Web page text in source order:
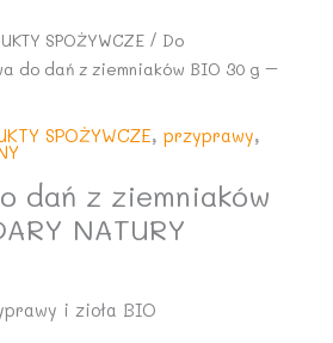
SPOŻYWCZE / Do
do dań z ziemniaków BIO 30 g –
SPOŻYWCZE, przyprawy,
dań z ziemniaków
NATURY
i zioła BIO